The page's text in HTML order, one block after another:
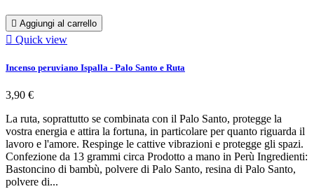
 Aggiungi al carrello
 Quick view
Incenso peruviano Ispalla - Palo Santo e Ruta
3,90 €
La ruta, soprattutto se combinata con il Palo Santo, protegge la
vostra energia e attira la fortuna, in particolare per quanto riguarda il
lavoro e l'amore. Respinge le cattive vibrazioni e protegge gli spazi.
Confezione da 13 grammi circa Prodotto a mano in Perù Ingredienti:
Bastoncino di bambù, polvere di Palo Santo, resina di Palo Santo,
polvere di...